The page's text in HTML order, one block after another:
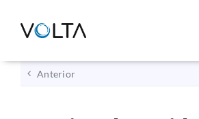
Inicio
Anterior